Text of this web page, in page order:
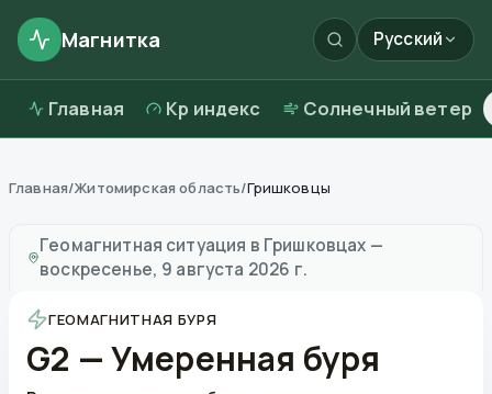
Магнитка Русский
Главная Kp индекс Солнечный ветер
Главная/Житомирская область/Гришковцы
Геомагнитная ситуация в Гришковцах —
воскресенье, 9 августа 2026 г.
ГЕОМАГНИТНАЯ БУРЯ
G2 — Умеренная буря